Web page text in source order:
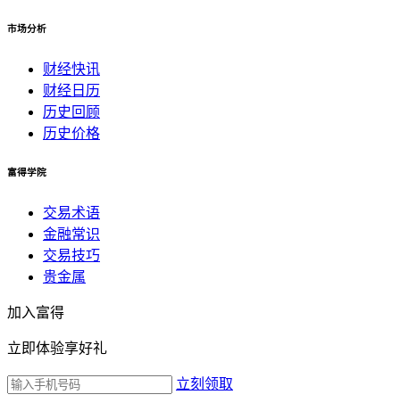
市场分析
财经快讯
财经日历
历史回顾
历史价格
富得学院
交易术语
金融常识
交易技巧
贵金属
加入富得
立即体验享好礼
立刻领取